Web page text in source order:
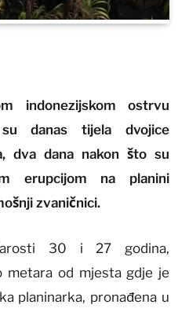
indonezijskom ostrvu
su danas tijela dvojice
dva dana nakon što su
erupcijom na planini
zvaničnici.
30 i 27 godina,
metara od mjesta gdje je
planinarka, pronađena u